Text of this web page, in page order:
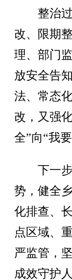
整治过
改、限期
理、部门
放安全告
法、常态
改，又强
全”向“我
下一步
势，健全
化排查、
点区域、
严监管，
成效守护